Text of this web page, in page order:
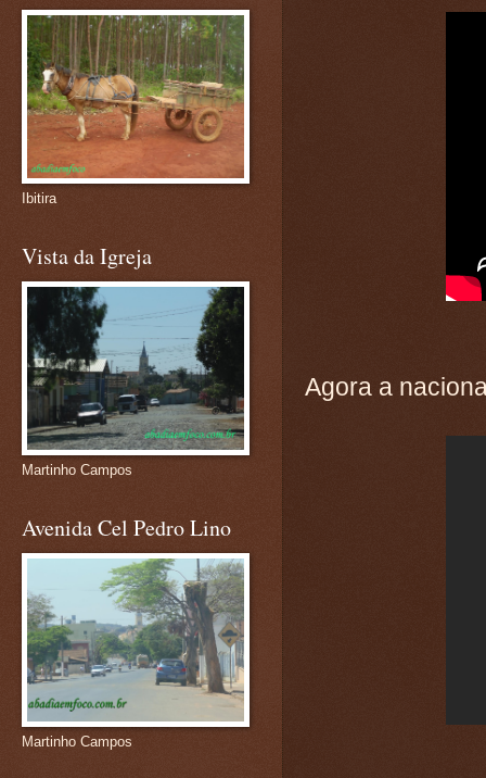
Agora a
Ibitira
Vista da Igreja
Martinho Campos
Avenida Cel Pedro Lino
Martinho Campos